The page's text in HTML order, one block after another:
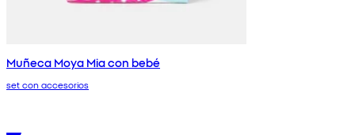
Muñeca Moya Mia con bebé
set con accesorios